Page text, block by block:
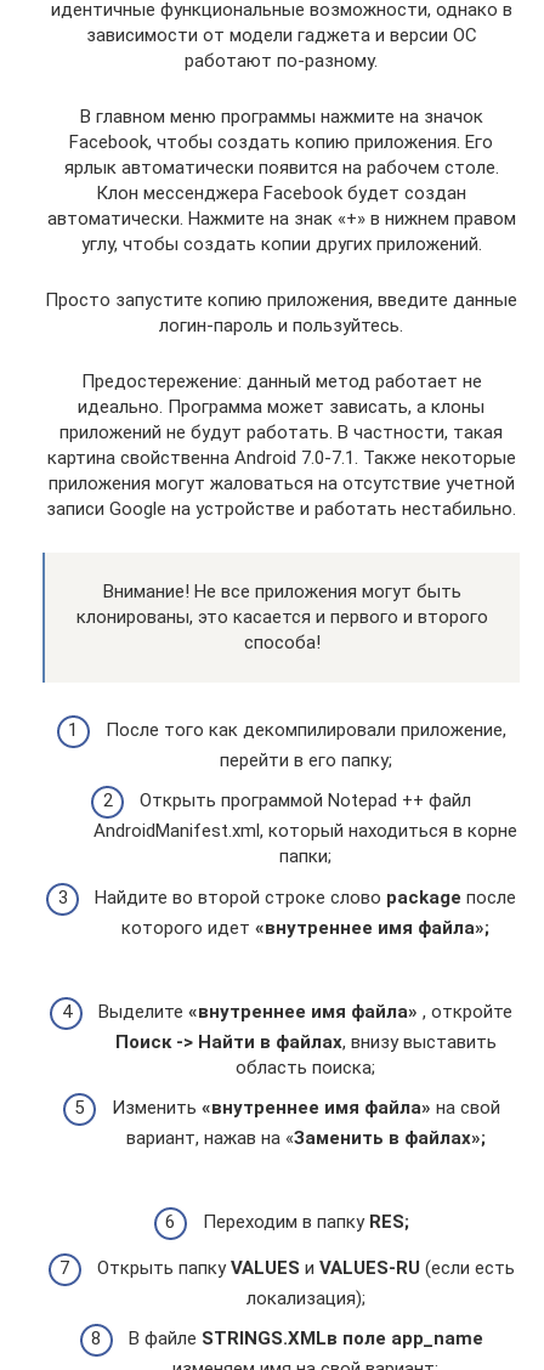
идентичные функциональные возможности, однако в
зависимости от модели гаджета и версии ОС
работают по-разному.
В главном меню программы нажмите на значок
Facebook, чтобы создать копию приложения. Его
ярлык автоматически появится на рабочем столе.
Клон мессенджера Facebook будет создан
автоматически. Нажмите на знак «+» в нижнем правом
углу, чтобы создать копии других приложений.
Просто запустите копию приложения, введите данные
логин-пароль и пользуйтесь.
Предостережение: данный метод работает не
идеально. Программа может зависать, а клоны
приложений не будут работать. В частности, такая
картина свойственна Android 7.0-7.1. Также некоторые
приложения могут жаловаться на отсутствие учетной
записи Google на устройстве и работать нестабильно.
Внимание! Не все приложения могут быть
клонированы, это касается и первого и второго
способа!
После того как декомпилировали приложение,
перейти в его папку;
Открыть программой Notepad ++ файл
AndroidManifest.xml, который находиться в корне
папки;
Найдите во второй строке слово package после
которого идет «внутреннее имя файла»;
Выделите «внутреннее имя файла» , откройте
Поиск -> Найти в файлах, внизу выставить
область поиска;
Изменить «внутреннее имя файла» на свой
вариант, нажав на «Заменить в файлах»;
Переходим в папку RES;
Открыть папкуVALUES и VALUES-RU (если есть
локализация);
В файле STRINGS.XMLв поле app_name